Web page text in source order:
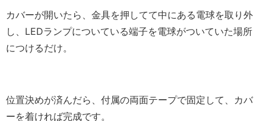
カバーが開いたら、金具を押してて中にある電球を取り外
し、LEDランプについている端子を電球がついていた場所
につけるだけ。
位置決めが済んだら、付属の両面テープで固定して、カバ
ーを着ければ完成です。